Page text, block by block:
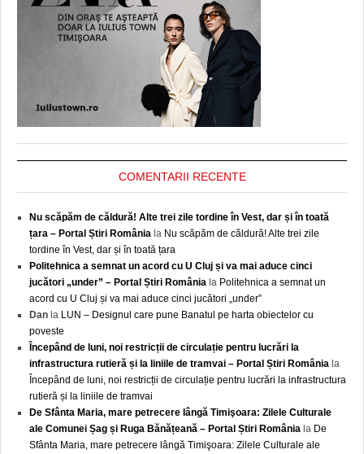
COMENTARII RECENTE
Nu scăpăm de căldură! Alte trei zile tordine în Vest, dar și în toată
țara – Portal Știri România la Nu scăpăm de căldură! Alte trei zile
tordine în Vest, dar și în toată țara
Politehnica a semnat un acord cu U Cluj și va mai aduce cinci
jucători „under” – Portal Știri România la Politehnica a semnat un
acord cu U Cluj și va mai aduce cinci jucători „under”
Dan la LUN – Designul care pune Banatul pe harta obiectelor cu
poveste
Începând de luni, noi restricții de circulație pentru lucrări la
infrastructura rutieră și la liniile de tramvai – Portal Știri România la
Începând de luni, noi restricții de circulație pentru lucrări la infrastructura
rutieră și la liniile de tramvai
De Sfânta Maria, mare petrecere lângă Timişoara: Zilele Culturale
ale Comunei Șag și Ruga Bănățeană – Portal Știri România la De
Sfânta Maria, mare petrecere lângă Timişoara: Zilele Culturale ale